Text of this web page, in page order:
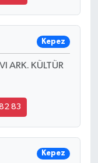
Kepez
ARK. KÜLTÜR
83
Kepez